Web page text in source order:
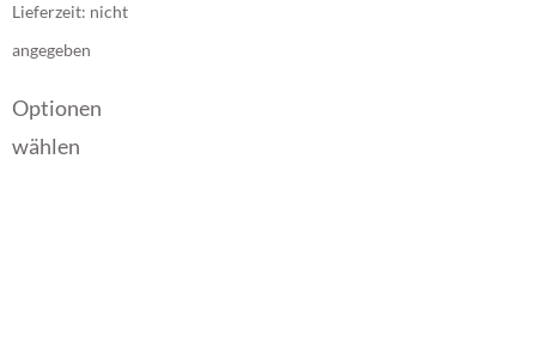
Lieferzeit: nicht
angegeben
Optionen
wählen